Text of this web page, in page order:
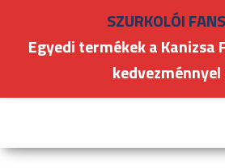
SZURKOLÓI
Egyedi termékek a Kanizsa
kedvezménnyel